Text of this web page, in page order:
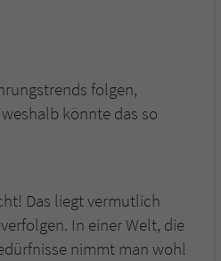
folgen,
könnte das so
Das liegt vermutlich
In einer Welt, die
nimmt man wohl